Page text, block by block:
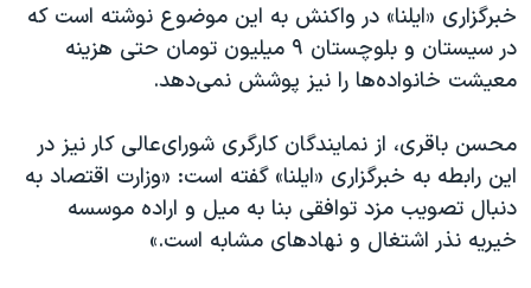
خبرگزاری «ایلنا» در واکنش به این موضوع نوشته است که
در سیستان و بلوچستان ۹ میلیون تومان حتی هزینه
معیشت خانواده‌ها را نیز پوشش نمی‌دهد.
محسن باقری، از نمایندگان کارگری شورای‌عالی کار نیز در
این رابطه به خبرگزاری «ایلنا» گفته است: «وزارت اقتصاد به
دنبال تصویب مزد توافقی بنا به میل و اراده موسسه
خیریه نذر اشتغال و نهادهای مشابه است.»